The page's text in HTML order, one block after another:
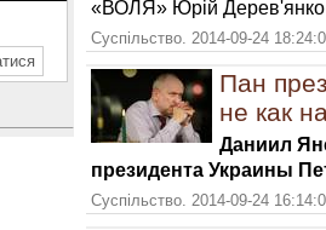
«ВОЛЯ» Юрій
Суспільство. 2014-09-24
Пан
не как
Даниил
президента Украины
Суспільство. 2014-09-24